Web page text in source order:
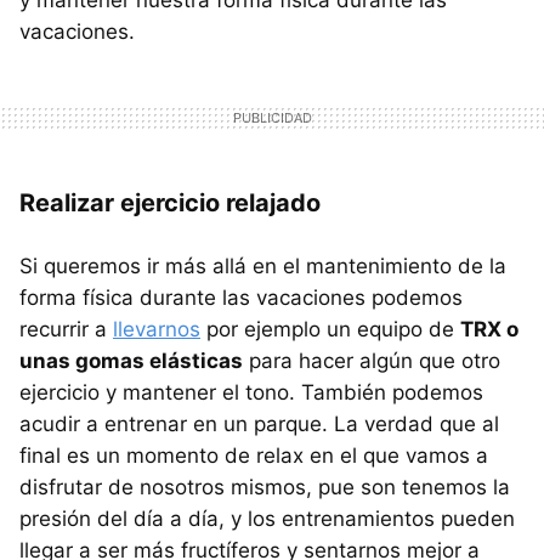
vacaciones.
Realizar ejercicio relajado
Si queremos ir más allá en el mantenimiento de la
forma física durante las vacaciones podemos
recurrir a llevarnos por ejemplo un equipo de TRX o
unas gomas elásticas para hacer algún que otro
ejercicio y mantener el tono. También podemos
acudir a entrenar en un parque. La verdad que al
final es un momento de relax en el que vamos a
disfrutar de nosotros mismos, pue son tenemos la
presión del día a día, y los entrenamientos pueden
llegar a ser más fructíferos y sentarnos mejor a